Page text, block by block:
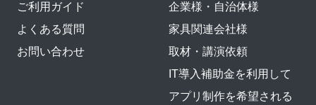
ご利用ガイド
よくある質問
お問い合わせ
企業様・自治体様
家具関連会社様
取材・講演依頼
IT導入補助金を利用して
アプリ制作を希望される